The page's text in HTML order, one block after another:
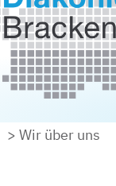
> Wir über uns